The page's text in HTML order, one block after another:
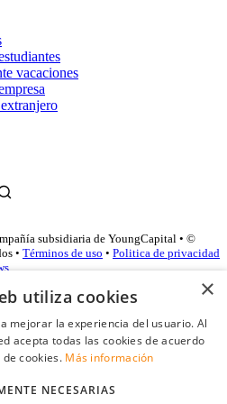
vacaciones
subsidiaria de YoungCapital • ©
• Términos de uso • Politica de privacidad
×
utiliza cookies
mejorar la experiencia del usuario. Al
acepta todas las cookies de acuerdo
cookies. Más información
NECESARIAS